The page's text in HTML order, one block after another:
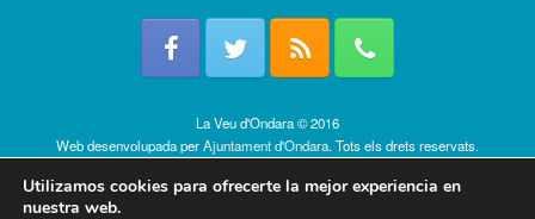
La Veu d'Ondara © 2016
Web desenvolupada perAjuntament d'Ondara. Tots els drets reservats.
Utilizamos cookies para ofrecerte la mejor experiencia en
nuestra web.